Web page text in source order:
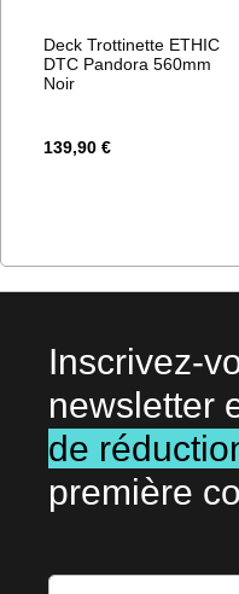
Deck Trottinette ETHIC
DTC Pandora 560mm
Noir
139,90 €
Inscrivez-
newsletter
de
première